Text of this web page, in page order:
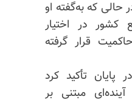
حالی که به‌گفته او
کشور در اختیار
قرار گرفته
پایان تأکید کرد
مبتنی بر